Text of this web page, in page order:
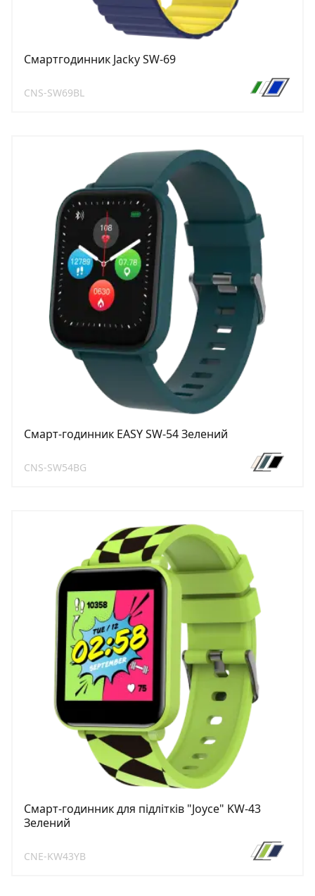
Смартгодинник Jacky SW-69
CNS-SW69BL
Смарт-годинник EASY SW-54 Зелений
CNS-SW54BG
Смарт-годинник для підлітків "Joyce" KW-43
Зелений
CNE-KW43YB